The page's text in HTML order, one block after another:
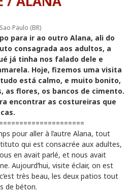
Paulo (BR)
para ir ao outro Alana, ali do
consagrada aos adultos, a
já tinha nos falado dele e
Hoje, fizemos uma visita
está calmo, e muito bonito,
as flores, os bancos de cimento.
encontrar as costureiras que
pour aller à l’autre Alana, tout
qui est consacrée aux adultes,
en avait parlé, et nous avait
Aujourd’hui, visite éclair, on est
très beau, les deux patios tout
de béton.